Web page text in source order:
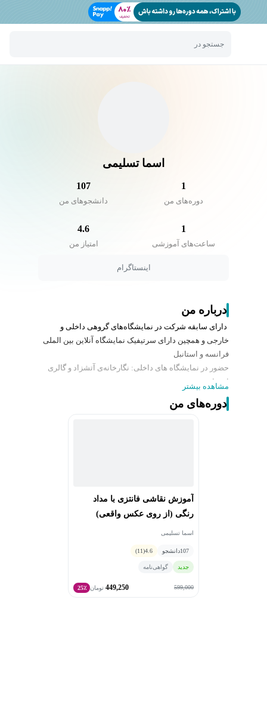
جستجو در
اسما تسلیمی
1
دوره‌های من
107
دانشجو‌های من
1
ساعت‌های آموزشی
4.6
امتیاز من
اینستاگرام
درباره من
دارای سابقه شرکت در نمایشگاه‌های گروهی داخلی و
خارجی و همچین دارای سرتیفیک نمایشگاه آنلاین بین الملی
فرانسه و استانبل
حضور در نمایشگاه های داخلی: نگارخانه‌ی آتشزاد و گالری
احسان.
انتخاب و چاپ آثار در کتاب‌های مختلف و همچنین دارای
گواهی حضور در نمایشگاه های داخلی.
مشاهده بیشتر
دوره‌های من
آموزش نقاشی فانتزی با مداد
رنگی (از روی عکس واقعی)
اسما تسلیمی
107دانشجو 4.6
(11)
جدید گواهی‌نامه
599,000
449,250 تومان 25٪